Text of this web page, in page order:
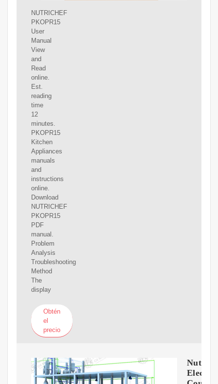
NUTRICHEF
PKOPR15
User
Manual
View
and
Read
online.
Est.
reading
time
12
minutes.
PKOPR15
Kitchen
Appliances
manuals
and
instructions
online.
Download
NUTRICHEF
PKOPR15
PDF
manual.
Problem
Analysis
Troubleshooting
Method
The
display
Obtén
el
precio